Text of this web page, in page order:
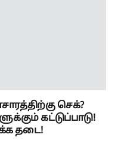
செக்?
கட்டுப்பாடு!
தடை!